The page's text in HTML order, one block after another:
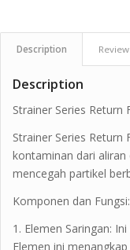
Description
Description
Strainer Series Return
Strainer Series
kontaminan dari
mencegah partikel
Komponen dan Fungsi:
1. Elemen Saringan:
Elemen ini